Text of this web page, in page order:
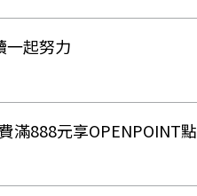
一起努力
888元享OPENPOINT